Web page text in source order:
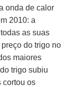
onda de calor
2010: a
as suas
do trigo no
maiores
trigo subiu
cortou os